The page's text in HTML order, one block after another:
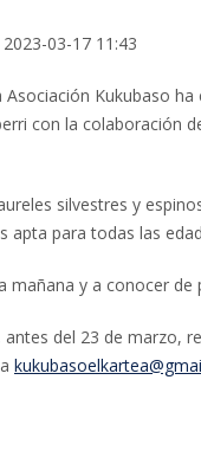
2023-03-17 11:43
Kukubaso
con la colaboración
silvestres y
apta para todas las
mañana y a conocer
del 23 de marzo,